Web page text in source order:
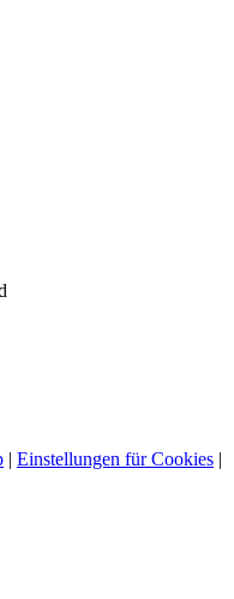
| Einstellungen für Cookies |